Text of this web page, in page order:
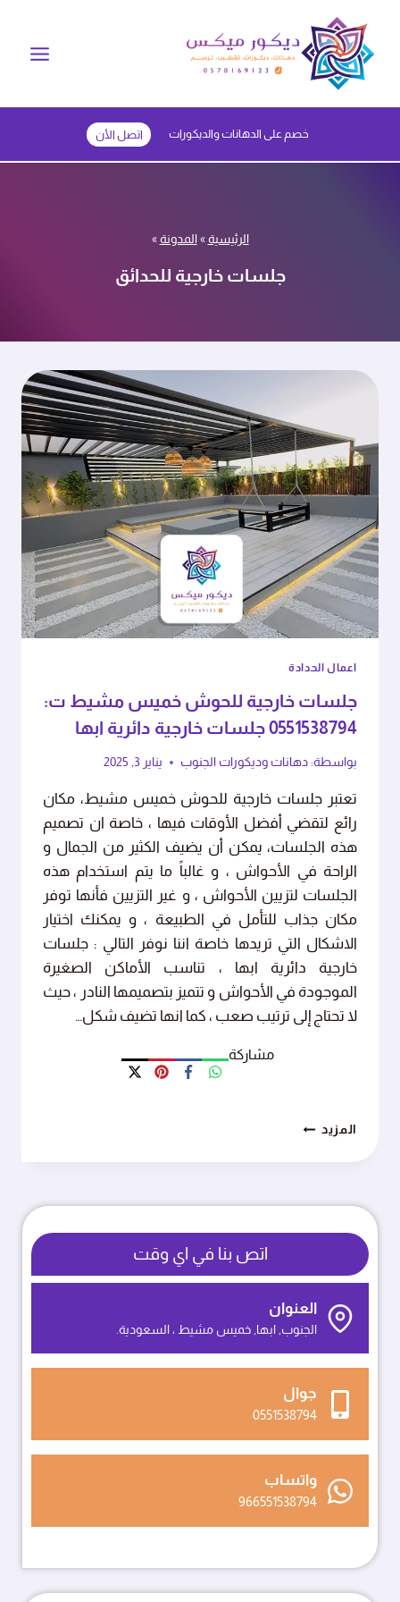
المحتوى
خصم على الدهانات والديكورات اتصل الأن
الرئيسية»المدونة»
جلسات خارجية للحدائق
اعمال الحدادة
جلسات خارجية للحوش خميس مشيط ت:
0551538794 جلسات خارجية دائرية ابها
بواسطة: دهانات وديكورات الجنوب يناير 3, 2025
تعتبر جلسات خارجية للحوش خميس مشيط، مكان
رائع لتقضي أفضل الأوقات فيها ، خاصة ان تصميم
هذه الجلسات، يمكن أن يضيف الكثير من الجمال و
الراحة في الأحواش ، و غالباً ما يتم استخدام هذه
الجلسات لتزيين الأحواش ، و غير التزيين فأنها توفر
مكان جذاب للتأمل في الطبيعة ، و يمكنك اختيار
الاشكال التي تريدها خاصة اننا نوفر التالي : جلسات
خارجية دائرية ابها ، تناسب الأماكن الصغيرة
الموجودة في الأحواش و تتميز بتصميمها النادر ، حيث
لا تحتاج إلى ترتيب صعب ، كما انها تضيف شكل…
مشاركة
المزيد جلسات
للحوش
خارجية
ابها
اتص بنا في اي وقت
العنوان
الجنوب, ابها, خميس مشيط ، السعودية.
جوال
0551538794
واتساب
966551538794